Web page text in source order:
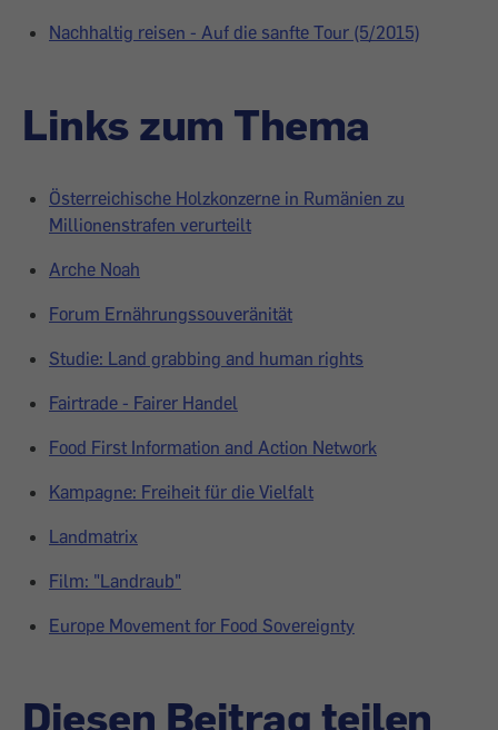
Nachhaltig reisen - Auf die sanfte Tour (5/2015)
Links zum Thema
Österreichische Holzkonzerne in Rumänien zu
Millionenstrafen verurteilt
Arche Noah
Forum Ernährungssouveränität
Studie: Land grabbing and human rights
Fairtrade - Fairer Handel
Food First Information and Action Network
Kampagne: Freiheit für die Vielfalt
Landmatrix
Film: "Landraub"
Europe Movement for Food Sovereignty
Diesen Beitrag teilen